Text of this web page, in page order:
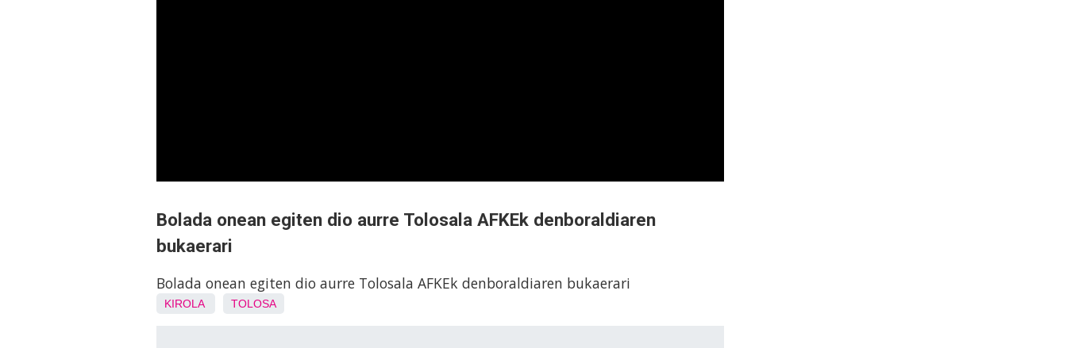
Bolada onean egiten dio aurre Tolosala AFKEk denboraldiaren
bukaerari
Bolada onean egiten dio aurre Tolosala AFKEk denboraldiaren bukaerari
KIROLA TOLOSA